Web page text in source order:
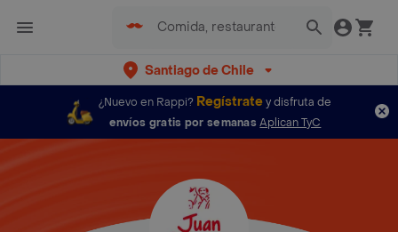
Santiago de Chile
¿Nuevo en Rappi? Regístratey disfruta de
envíos gratis por semanas Aplican TyC